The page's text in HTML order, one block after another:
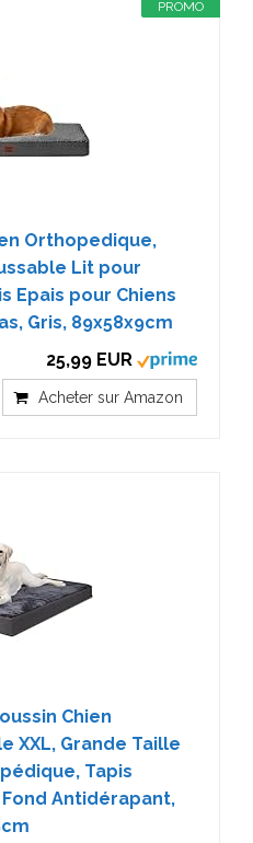
PROMO
Orthopedique,
Lit pour
Epais pour Chiens
Gris, 89x58x9cm
25,99 EUR
Acheter sur Amazon
Chien
XXL, Grande Taille
Tapis
Antidérapant,